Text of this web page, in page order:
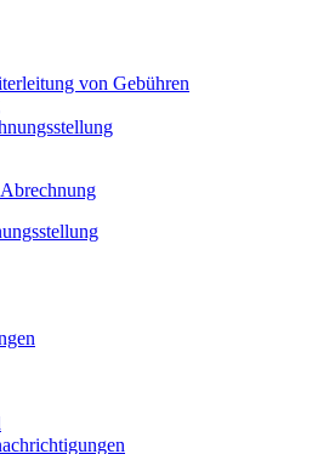
von Gebühren